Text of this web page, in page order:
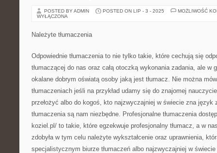
POSTED BY ADMIN POSTED ON LIP - 3 - 2025
MOŻLIWOŚĆ
WYŁĄCZONA
Należyte tłumaczenia
Odpowiednie tłumaczenia to nie tylko takie, które cechują się
tłumaczącej do nas oraz całą otoczką wykonania zadania, ale w
okalane dobrym oświatą osoby jaką jest tłumacz. Nie można
tłumaczeniach jeśli na przykład udamy się do znajomej
przełożyć albo do kogoś, kto najzwyczajniej w świecie zna język
tłumaczenia są nam niezbędne. Profesjonalne tłumaczenia
koziel.pl/ to takie, które egzekwuje profesjonalny tłumacz, a w
zdobyła w tym celu należyte wykształcenie oraz uprawnienia,
specjalistycznym biurze tłumaczeń albo najzwyczajniej w